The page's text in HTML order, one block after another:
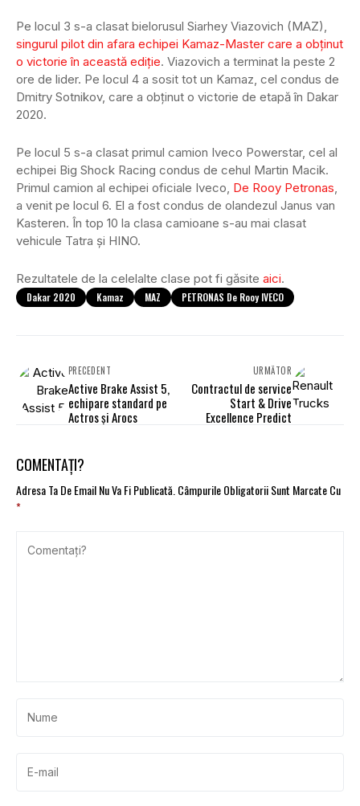
Pe locul 3 s-a clasat bielorusul Siarhey Viazovich (MAZ),
singurul pilot din afara echipei Kamaz-Master care a obținut
o victorie în această ediție. Viazovich a terminat la peste 2
ore de lider. Pe locul 4 a sosit tot un Kamaz, cel condus de
Dmitry Sotnikov, care a obținut o victorie de etapă în Dakar
2020.
Pe locul 5 s-a clasat primul camion Iveco Powerstar, cel al
echipei Big Shock Racing condus de cehul Martin Macik.
Primul camion al echipei oficiale Iveco, De Rooy Petronas,
a venit pe locul 6. El a fost condus de olandezul Janus van
Kasteren. În top 10 la clasa camioane s-au mai clasat
vehicule Tatra și HINO.
Rezultatele de la celelalte clase pot fi găsite aici.
Dakar 2020 Kamaz MAZ PETRONAS De Rooy IVECO
PRECEDENT
Active Brake Assist 5,
echipare standard pe
Actros și Arocs
URMĂTOR
Contractul de service
Start & Drive
Excellence Predict
COMENTAȚI?
Adresa Ta De Email Nu Va Fi Publicată. Câmpurile Obligatorii Sunt Marcate Cu
*